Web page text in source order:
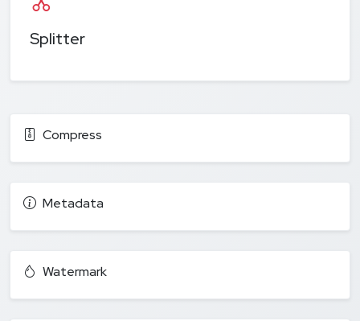
Splitter
Compress
Metadata
Watermark